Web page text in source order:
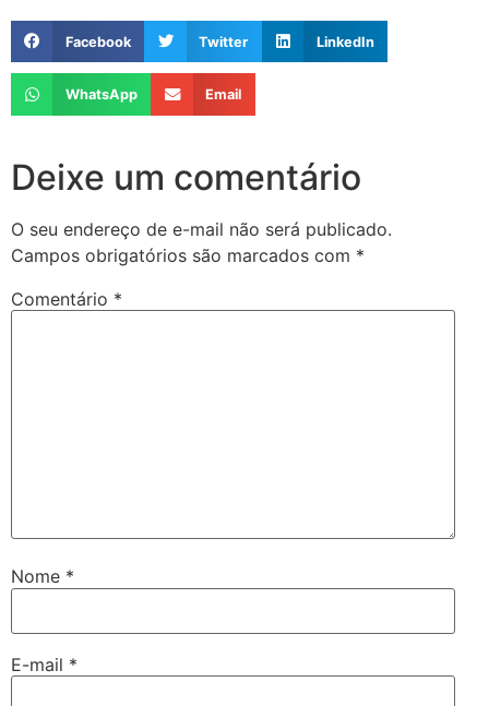
Facebook Twitter LinkedIn
WhatsApp Email
Deixe um comentário
O seu endereço de e-mail não será publicado.
Campos obrigatórios são marcados com *
Comentário *
Nome *
E-mail *